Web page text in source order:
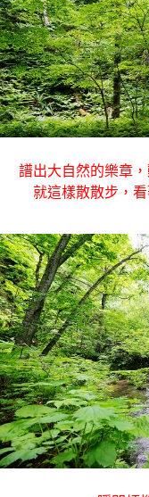
譜出大自然的樂章
就這樣散散步，